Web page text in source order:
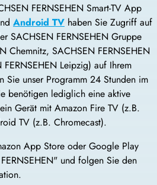
FERNSEHEN Smart-TV App
Android TV haben Sie Zugriff auf
SACHSEN FERNSEHEN Gruppe
Chemnitz, SACHSEN FERNSEHEN
Leipzig) auf Ihrem
Sie unser Programm 24 Stunden im
benötigen lediglich eine aktive
Gerät mit Amazon Fire TV (z.B.
TV (z.B. Chromecast).
App Store oder Google Play
und folgen Sie den